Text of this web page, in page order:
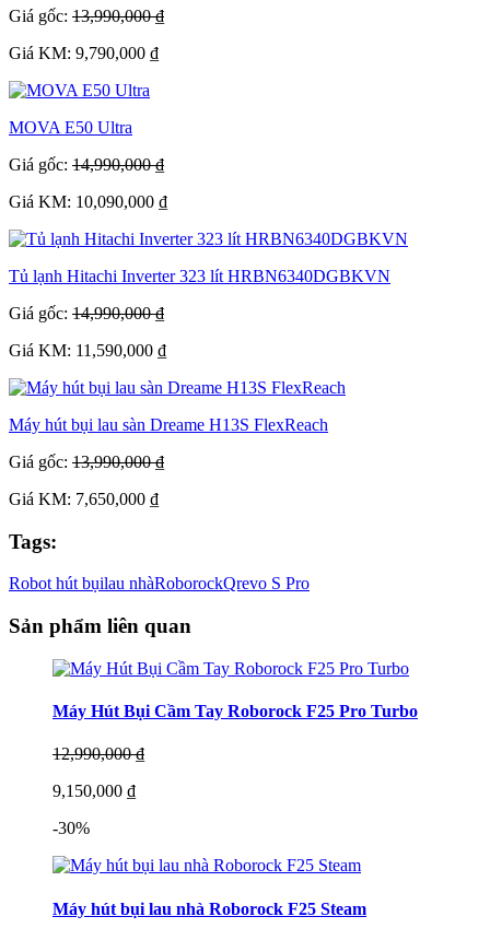
Giá gốc: 13,990,000 ₫
Giá KM: 9,790,000 ₫
MOVA E50 Ultra
Giá gốc: 14,990,000 ₫
Giá KM: 10,090,000 ₫
Tủ lạnh Hitachi Inverter 323 lít HRBN6340DGBKVN
Giá gốc: 14,990,000 ₫
Giá KM: 11,590,000 ₫
Máy hút bụi lau sàn Dreame H13S FlexReach
Giá gốc: 13,990,000 ₫
Giá KM: 7,650,000 ₫
Tags:
Robot hút bụilau nhàRoborockQrevo S Pro
Sản phẩm liên quan
Máy Hút Bụi Cầm Tay Roborock F25 Pro Turbo
12,990,000 ₫
9,150,000 ₫
-30%
Máy hút bụi lau nhà Roborock F25 Steam